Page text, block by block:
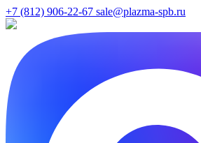
+7 (812) 906-22-67 sale@plazma-spb.ru